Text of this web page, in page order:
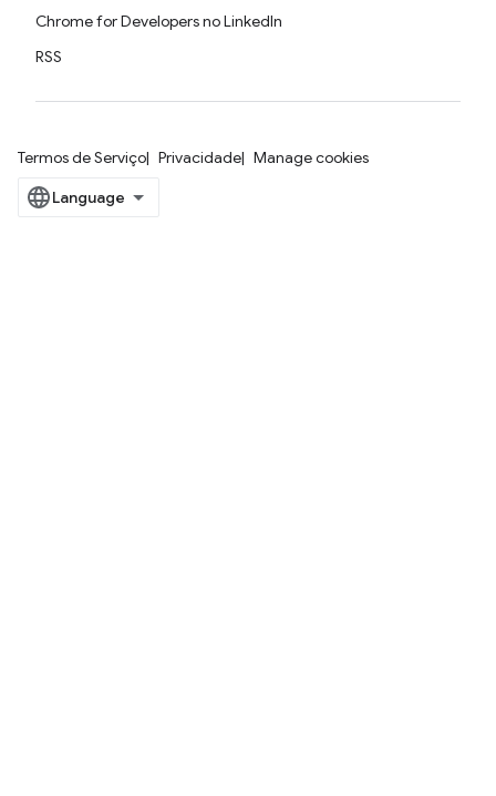
Chrome for Developers no LinkedIn
RSS
Termos de Serviço Privacidade Manage cookies